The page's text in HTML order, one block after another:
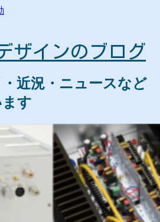
ザインのブログ
近況・ニュースなど
す